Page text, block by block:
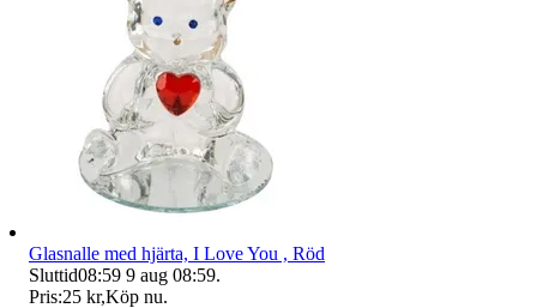
Glasnalle med hjärta, I Love You , Röd
Sluttid08:59 9 aug 08:59.
Pris:25 kr,Köp nu.